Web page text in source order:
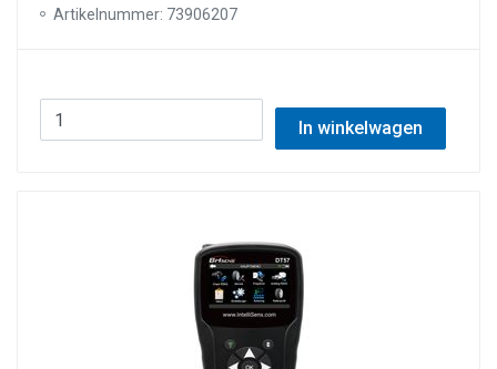
Artikelnummer: 73906207
In winkelwagen